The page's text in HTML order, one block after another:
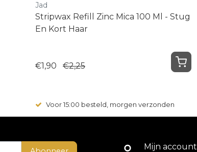
Jad
Stripwax Refill Zinc Mica 100 Ml - Stug
En Kort Haar
€1,90 €2,25
Voor 15:00 besteld, morgen verzonden
Mijn account